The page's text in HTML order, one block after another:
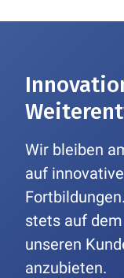
Wir bleiben
auf
stets auf
unseren
anzubieten.